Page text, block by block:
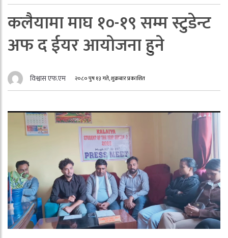
कलैयामा माघ १०-१९ सम्म स्टुडेन्ट
अफ द ईयर आयोजना हुने
विश्वास एफ.एम २०८० पुष १३ गते, शुक्रबार प्रकाशित